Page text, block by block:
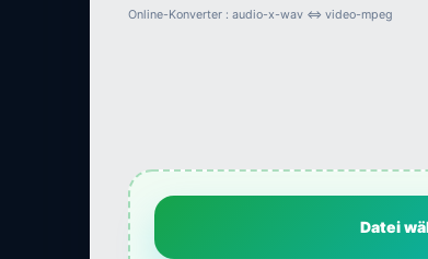
Online-Konverter : audio-x-wav ⇔ video-mpeg
Datei